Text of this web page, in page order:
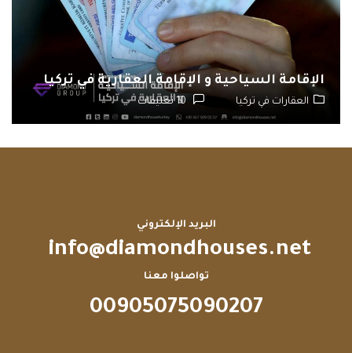
الإقامة السياحية و الإقامة العقارية في تركيا
العقارات في تركيا
البريد الإلكتروني
info@diamondhouses.net
تواصلوا معنا
00905075090207